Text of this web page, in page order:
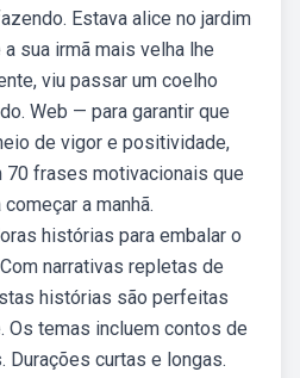
Estava alice no jardim
sua irmã mais velha lhe
viu passar um coelho
Web — para garantir que
de vigor e positividade,
70 frases motivacionais que
a manhã.
histórias para embalar o
narrativas repletas de
histórias são perfeitas
Os temas incluem contos de
Durações curtas e longas.